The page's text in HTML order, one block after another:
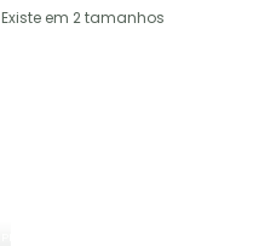
Existe em 2 tamanhos